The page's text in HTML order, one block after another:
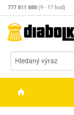
777 811 888 (9 - 17 hod)